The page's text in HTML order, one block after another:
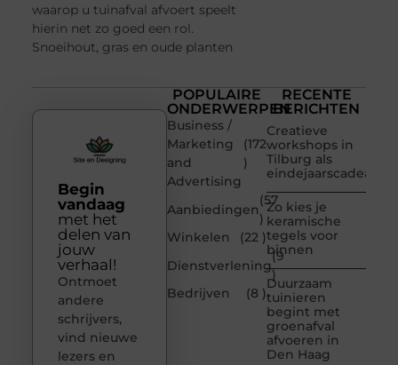
waarop u tuinafval afvoert speelt
hierin net zo goed een rol.
Snoeihout, gras en oude planten
POPULAIRE
ONDERWERPEN
Business /
Marketing
and
Advertising
(172
)
Aanbiedingen
(57
)
Winkelen
(22 )
Dienstverlening
(9
)
Bedrijven
(8 )
RECENTE
BERICHTEN
Creatieve
workshops in
Tilburg als
eindejaarscadeau
Zo kies je
keramische
tegels voor
binnen
Duurzaam
tuinieren
begint met
groenafval
afvoeren in
Den Haag
Begin
vandaag
met het
delen van
jouw
verhaal!
Ontmoet
andere
schrijvers,
vind nieuwe
lezers en